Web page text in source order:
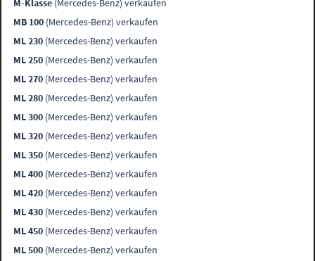
M-Klasse (Mercedes-Benz) verkaufen
MB 100 (Mercedes-Benz) verkaufen
ML 230 (Mercedes-Benz) verkaufen
ML 250 (Mercedes-Benz) verkaufen
ML 270 (Mercedes-Benz) verkaufen
ML 280 (Mercedes-Benz) verkaufen
ML 300 (Mercedes-Benz) verkaufen
ML 320 (Mercedes-Benz) verkaufen
ML 350 (Mercedes-Benz) verkaufen
ML 400 (Mercedes-Benz) verkaufen
ML 420 (Mercedes-Benz) verkaufen
ML 430 (Mercedes-Benz) verkaufen
ML 450 (Mercedes-Benz) verkaufen
ML 500 (Mercedes-Benz) verkaufen